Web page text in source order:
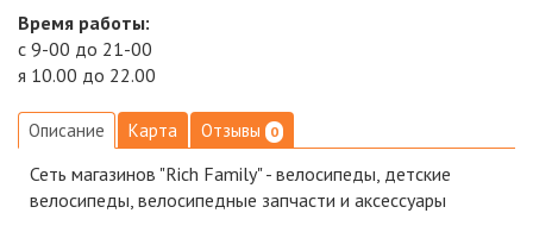
Время работы:
c 9-00 до 21-00
я 10.00 до 22.00
Описание Карта Отзывы 0
Сеть магазинов "Rich Family" - велосипеды, детские
велосипеды, велосипедные запчасти и аксессуары